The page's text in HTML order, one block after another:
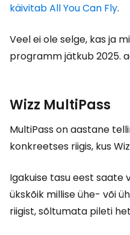
käivitab All You Can Fly.
Veel ei ole selge, kas ja
programm jätkub 2025.
Wizz MultiPass
MultiPass on aastane
konkreetses riigis, kus
Igakuise tasu eest saate
ükskõik millise ühe- või
riigist, sõltumata pileti